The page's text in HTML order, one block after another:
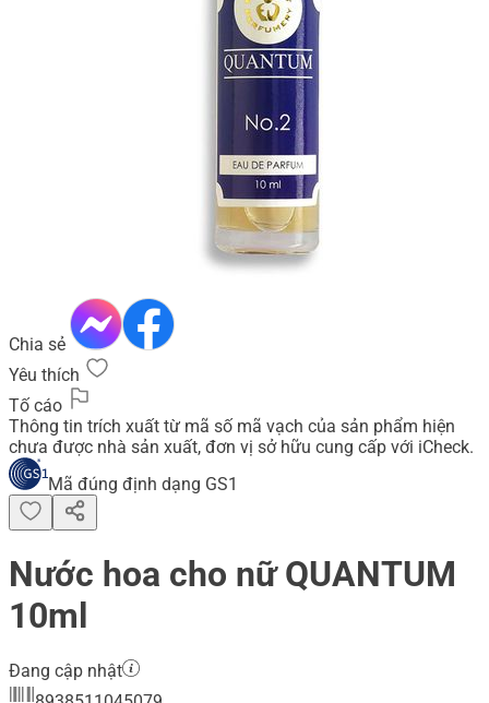
Chia sẻ
Yêu thích
Tố cáo
Thông tin trích xuất từ mã số mã vạch của sản phẩm hiện
chưa được nhà sản xuất, đơn vị sở hữu cung cấp với iCheck.
Mã đúng định dạng GS1
Nước hoa cho nữ QUANTUM
10ml
Đang cập nhật